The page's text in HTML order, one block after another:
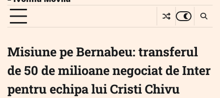
Misiune pe Bernabeu: transferul
de 50 de milioane negociat de Inter
pentru echipa lui Cristi Chivu